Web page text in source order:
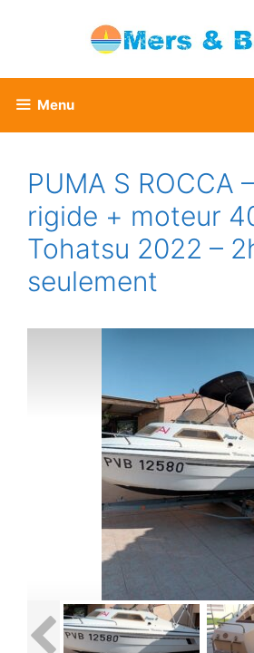
Menu
PUMA S ROCCA
rigide + moteur
Tohatsu 2022 –
seulement